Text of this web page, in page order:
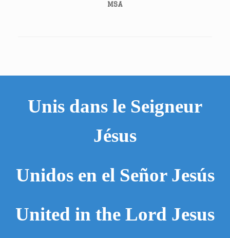
MSA
Unis dans le Seigneur
Jésus
Unidos en el Señor Jesús
United in the Lord Jesus